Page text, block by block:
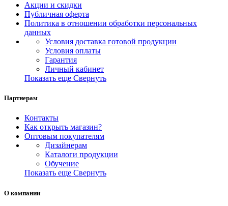
Акции и скидки
Публичная оферта
Политика в отношении обработки персональных
данных
Условия доставка готовой продукции
Условия оплаты
Гарантия
Личный кабинет
Показать еще Свернуть
Партнерам
Контакты
Как открыть магазин?
Оптовым покупателям
Дизайнерам
Каталоги продукции
Обучение
Показать еще Свернуть
О компании